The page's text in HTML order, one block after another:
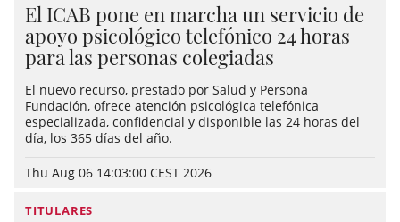
El ICAB pone en marcha un servicio de
apoyo psicológico telefónico 24 horas
para las personas colegiadas
El nuevo recurso, prestado por Salud y Persona
Fundación, ofrece atención psicológica telefónica
especializada, confidencial y disponible las 24 horas del
día, los 365 días del año.
Thu Aug 06 14:03:00 CEST 2026
TITULARES